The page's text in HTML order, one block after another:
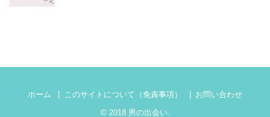
ホーム このサイトについて（免責事項）
お問い合わせ
© 2018 男の出会い.